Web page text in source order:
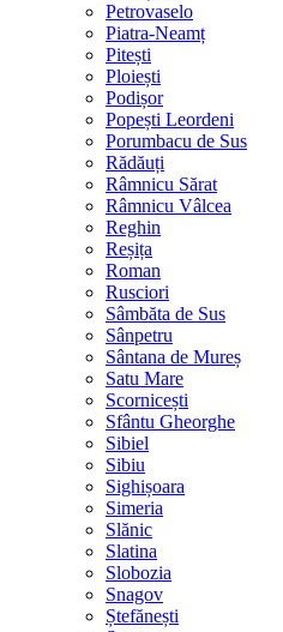
Petrovaselo
Piatra-Neamț
Pitești
Ploiești
Podișor
Popești Leordeni
Porumbacu de Sus
Rădăuți
Râmnicu Sărat
Râmnicu Vâlcea
Reghin
Reșița
Roman
Rusciori
Sâmbăta de Sus
Sânpetru
Sântana de Mureș
Satu Mare
Scornicești
Sfântu Gheorghe
Sibiel
Sibiu
Sighișoara
Simeria
Slănic
Slatina
Slobozia
Snagov
Ștefănești